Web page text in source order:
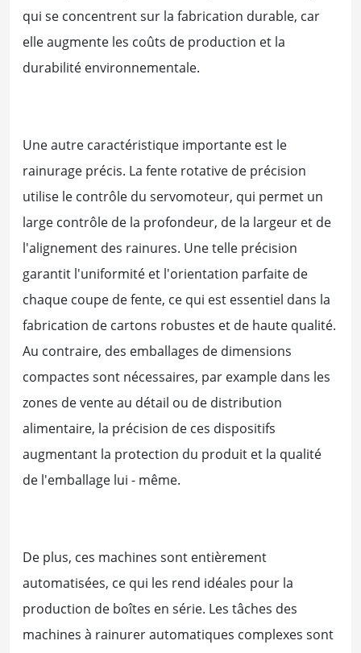
qui se concentrent sur la fabrication durable, car
elle augmente les coûts de production et la
durabilité environnementale.
Une autre caractéristique importante est le
rainurage précis. La fente rotative de précision
utilise le contrôle du servomoteur, qui permet un
large contrôle de la profondeur, de la largeur et de
l'alignement des rainures. Une telle précision
garantit l'uniformité et l'orientation parfaite de
chaque coupe de fente, ce qui est essentiel dans la
fabrication de cartons robustes et de haute qualité.
Au contraire, des emballages de dimensions
compactes sont nécessaires, par example dans les
zones de vente au détail ou de distribution
alimentaire, la précision de ces dispositifs
augmentant la protection du produit et la qualité
de l'emballage lui - même.
De plus, ces machines sont entièrement
automatisées, ce qui les rend idéales pour la
production de boîtes en série. Les tâches des
machines à rainurer automatiques complexes sont